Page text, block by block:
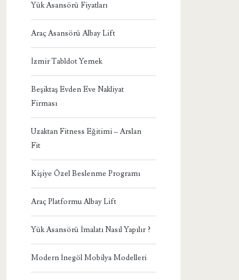
Yük Asansörü Fiyatları
Araç Asansörü Albay Lift
İzmir Tabldot Yemek
Beşiktaş Evden Eve Nakliyat
Firması
Uzaktan Fitness Eğitimi – Arslan
Fit
Kişiye Özel Beslenme Programı
Araç Platformu Albay Lift
Yük Asansörü İmalatı Nasıl Yapılır ?
Modern İnegöl Mobilya Modelleri